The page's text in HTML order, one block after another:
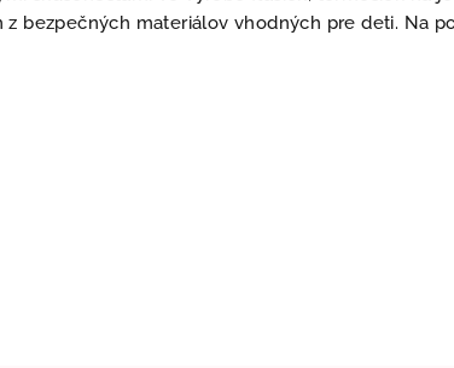
bezpečných materiálov vhodných pre deti. Na